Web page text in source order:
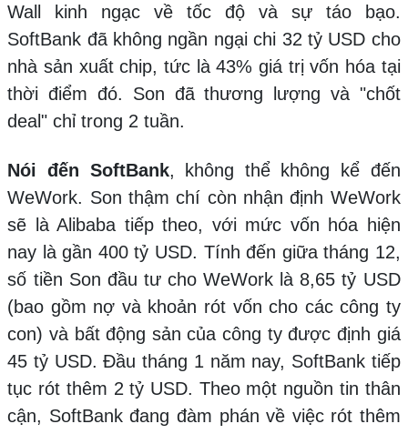
Wall kinh ngạc về tốc độ và sự táo bạo.
SoftBank đã không ngần ngại chi 32 tỷ USD cho
nhà sản xuất chip, tức là 43% giá trị vốn hóa tại
thời điểm đó. Son đã thương lượng và "chốt
deal" chỉ trong 2 tuần.
Nói đến SoftBank, không thể không kể đến
WeWork. Son thậm chí còn nhận định WeWork
sẽ là Alibaba tiếp theo, với mức vốn hóa hiện
nay là gần 400 tỷ USD. Tính đến giữa tháng 12,
số tiền Son đầu tư cho WeWork là 8,65 tỷ USD
(bao gồm nợ và khoản rót vốn cho các công ty
con) và bất động sản của công ty được định giá
45 tỷ USD. Đầu tháng 1 năm nay, SoftBank tiếp
tục rót thêm 2 tỷ USD. Theo một nguồn tin thân
cận, SoftBank đang đàm phán về việc rót thêm